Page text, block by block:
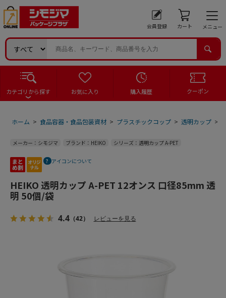
会員登録 カート メニュー
カテゴリから探す お気に入り 購入履歴 クーポン
ホーム > 食品容器・食品包装資材 > プラスチックコップ > 透明カップ >
メーカー：シモジマ ブランド：HEIKO シリーズ：透明カップ A-PET
アイコンについて
HEIKO 透明カップ A-PET 12オンス 口径85mm 透
明 50個/袋
4.4（42） レビューを見る